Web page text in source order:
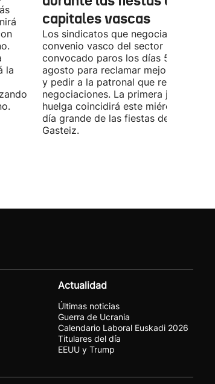
la
capitales vascas
Los sindicatos que negocian el
convenio vasco del sector han
convocado paros los días 5, 14 y 26
agosto para reclamar mejoras
y pedir a la patronal que retome las
negociaciones. La primera jornada de
huelga coincidirá este miércoles con
día grande de las fiestas de Vitoria-
Gasteiz.
Actualidad
Últimas noticias
Guerra de Ucrania
Calendario Laboral Euskadi 2026
Titulares del día
EEUU y Trump